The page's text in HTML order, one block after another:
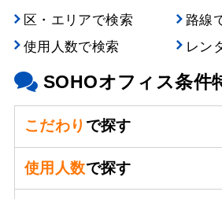
区・エリアで検索
路線
使用人数で検索
レン
SOHOオフィス条件
こだわり で探す
使用人数で探す